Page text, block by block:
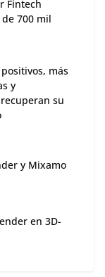
Fintech
700 mil
más
y
su
y Mixamo
en 3D-